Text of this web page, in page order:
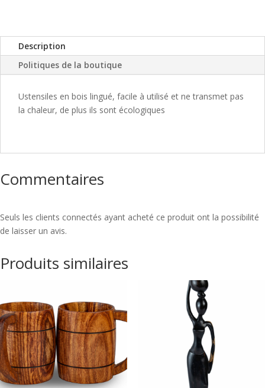
Description
Politiques de la boutique
Ustensiles en bois lingué, facile à utilisé et ne transmet pas
la chaleur, de plus ils sont écologiques
Commentaires
Seuls les clients connectés ayant acheté ce produit ont la possibilité
de laisser un avis.
Produits similaires